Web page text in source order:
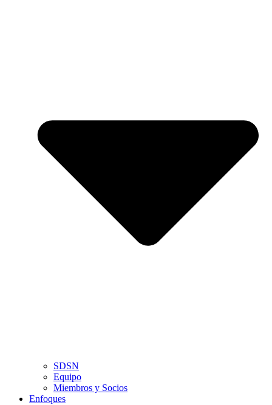
SDSN
Equipo
Miembros y Socios
Enfoques